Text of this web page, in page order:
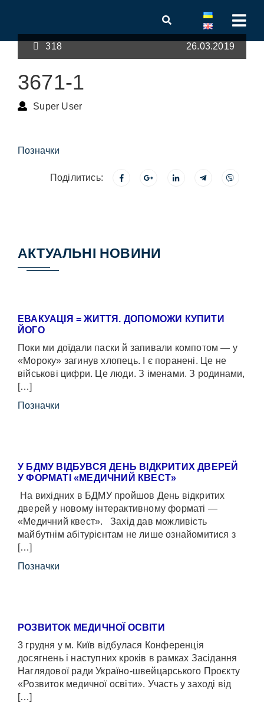
318 26.03.2019
3671-1
Super User
Позначки
Поділитись:
АКТУАЛЬНІ НОВИНИ
ЕВАКУАЦІЯ = ЖИТТЯ. ДОПОМОЖИ КУПИТИ
ЙОГО
Поки ми доїдали паски й запивали компотом — у
«Мороку» загинув хлопець. І є поранені. Це не
військові цифри. Це люди. З іменами. З родинами,
[…]
Позначки
У БДМУ ВІДБУВСЯ ДЕНЬ ВІДКРИТИХ ДВЕРЕЙ
У ФОРМАТІ «МЕДИЧНИЙ КВЕСТ»
На вихідних в БДМУ пройшов День відкритих
дверей у новому інтерактивному форматі —
«Медичний квест». Захід дав можливість
майбутнім абітурієнтам не лише ознайомитися з
[…]
Позначки
РОЗВИТОК МЕДИЧНОЇ ОСВІТИ
3 грудня у м. Київ відбулася Конференція
досягнень і наступних кроків в рамках Засідання
Наглядової ради Україно-швейцарського Проєкту
«Розвиток медичної освіти». Участь у заході від
[…]